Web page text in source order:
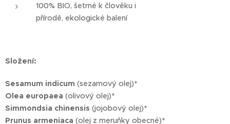
100% BIO, šetrné k člověku i
přírodě, ekologické balení
Složení:
Sesamum indicum (sezamový olej)*
Olea europaea (olivový olej)*
Simmondsia chinensis (jojobový olej)*
Prunus armeniaca (olej z meruňky obecné)*